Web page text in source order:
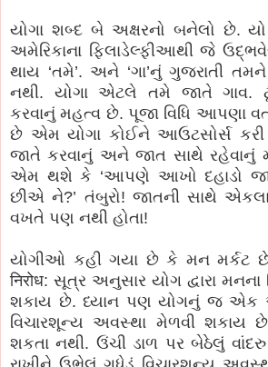
યોગા શબ્દ બે અક્ષરનો બનેલો છે.
અમેરિકાના ફિલાડેલ્ફીઆથી જે
થાય ‘તમે’. અને ‘ગા’નું ગુજરાતી
નથી. યોગા એટલે તમે જાતે ગાવ.
કરવાનું મહત્વ છે. પૂજા વિધિ આપણા
છે એમ યોગા કોઈને આઉટસોર્સ કરી
જાતે કરવાનું અને જાત સાથે
એમ થશે કે ‘આપણે આખો દહાડો
છીએ ને?’ તંબુરો! જાતની સાથે
વખતે પણ નથી હોતા!
યોગીઓ કહી ગયા છે કે મન મર્કટ છે
निरोध: સૂત્ર અનુસાર યોગ દ્વારા મનના
શકાય છે. ધ્યાન પણ યોગનું જ એક
વિચારશૂન્ય અવસ્થા મેળવી શકાય
શકતા નથી. ઉંચી ડાળ પર બેઠેલું